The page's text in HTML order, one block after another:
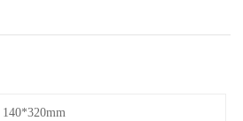
140*320mm